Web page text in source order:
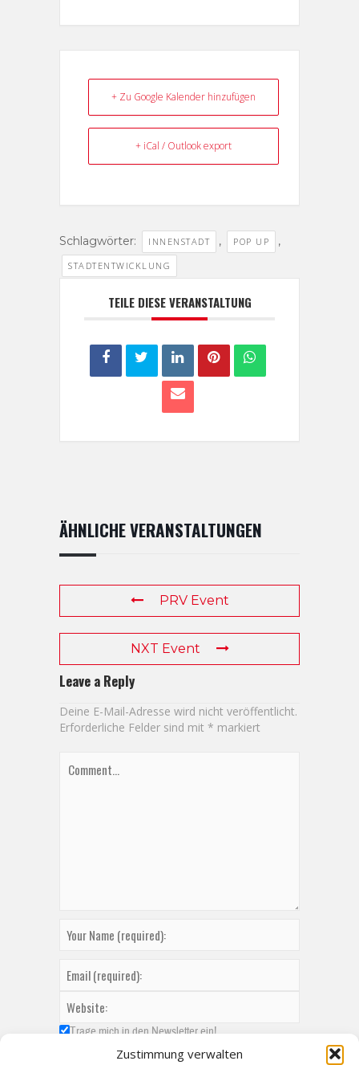
Zustimmung verwalten
+ Zu Google Kalender hinzufügen
+ iCal / Outlook export
Schlagwörter: INNENSTADT , POP UP ,
STADTENTWICKLUNG
TEILE DIESE VERANSTALTUNG
ÄHNLICHE VERANSTALTUNGEN
PRV Event
NXT Event
Leave a Reply
Deine E-Mail-Adresse wird nicht veröffentlicht.
Erforderliche Felder sind mit * markiert
Trage mich in den Newsletter ein!